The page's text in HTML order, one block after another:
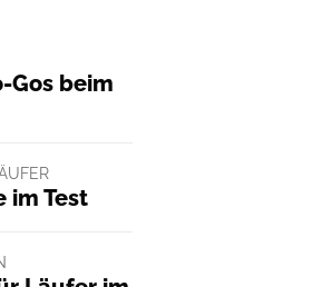
Gos beim
im Test